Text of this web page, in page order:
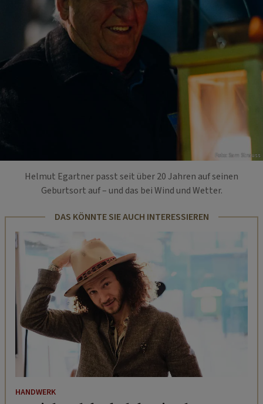
Foto: Sam Strauss
Helmut Egartner passt seit über 20 Jahren auf seinen
Geburtsort auf – und das bei Wind und Wetter.
DAS KÖNNTE SIE AUCH INTERESSIEREN
HANDWERK